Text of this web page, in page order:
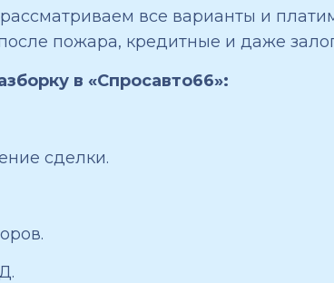
все варианты и
пожара, кредитные и даже
в «Спросавто66»:
сделки.